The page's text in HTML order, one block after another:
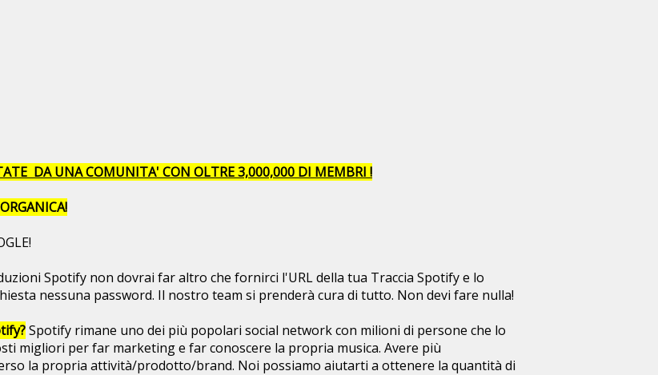
DA UNA COMUNITA' CON OLTRE 3,000,000 DI MEMBRI !
Spotify non dovrai far altro che fornirci l'URL della tua Traccia Spotify e lo
nessuna password. Il nostro team si prenderà cura di tutto. Non devi fare nulla!
Spotify rimane uno dei più popolari social network con milioni di persone che lo
migliori per far marketing e far conoscere la propria musica. Avere più
la propria attività/prodotto/brand. Noi possiamo aiutarti a ottenere la quantità di